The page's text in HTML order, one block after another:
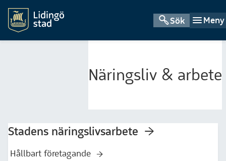
Sök Meny
Näringsliv & arbete
Stadens näringslivsarbete
Hållbart företagande